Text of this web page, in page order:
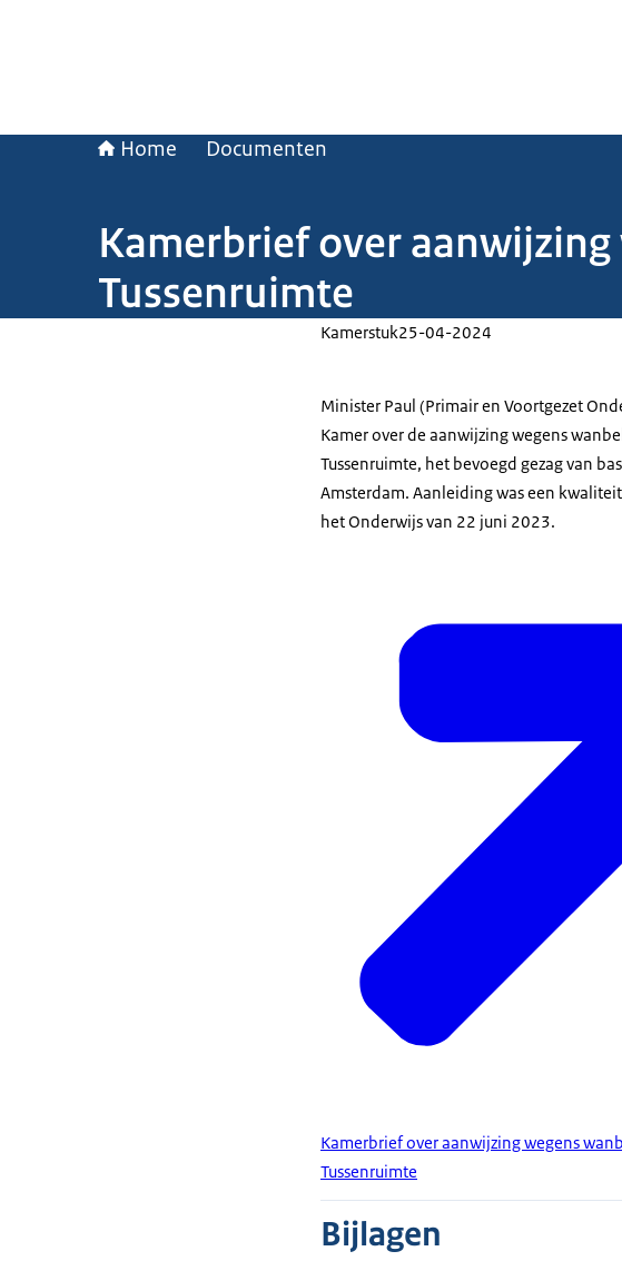
Home Documenten
Kamerbrief over
Tussenruimte
Kamerstuk25-04-2024
Minister Paul (Primair en Voortgezet
Kamer over de aanwijzing wegens
Tussenruimte, het bevoegd gezag van
Amsterdam. Aanleiding was een
het Onderwijs van 22 juni 2023.
Kamerbrief over aanwijzing wegens
Tussenruimte
Bijlagen